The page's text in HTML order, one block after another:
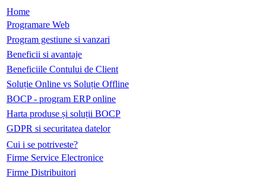
Home
Programare Web
Program gestiune si vanzari
Beneficii si avantaje
Beneficiile Contului de Client
Soluție Online vs Soluție Offline
BOCP - program ERP online
Harta produse și soluții BOCP
GDPR si securitatea datelor
Cui i se potriveste?
Firme Service Electronice
Firme Distribuitori